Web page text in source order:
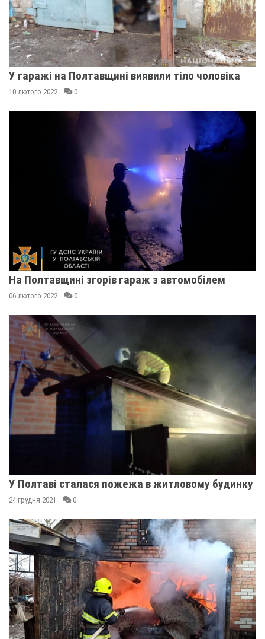
У гаражі на Полтавщині виявили тіло чоловіка
10 лютого 2022 0
На Полтавщині згорів гараж з автомобілем
06 лютого 2022 0
У Полтаві сталася пожежа в житловому будинку
24 грудня 2021 0